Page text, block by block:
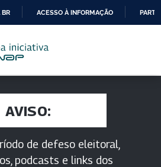
PARA
CONTEÚDO
ACESSO À INFORMAÇÃO
AVISO:
de defeso eleitoral,
podcasts e links dos